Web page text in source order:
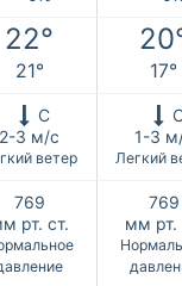
22°
21° 17°
С
2-3 м/с
ветер
1-3
Легкий
769
рт. ст.
769
мм рт.